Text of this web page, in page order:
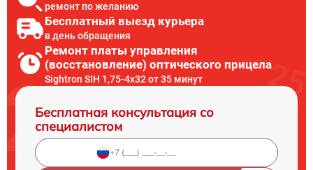
ремонт по желанию
Бесплатный выезд курьера
в день обращения
Ремонт платы управления
(восстановление) оптического прицела
Sightron SIH 1,75-4x32 от 35 минут
Бесплатная консультация со
специалистом